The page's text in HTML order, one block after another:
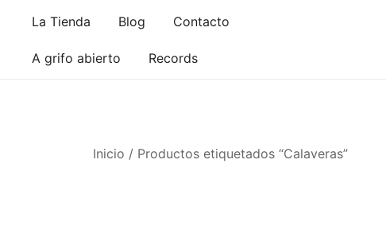
contenido
La Tienda Blog Contacto
A grifo abierto Records
Inicio / Productos etiquetados “Calaveras”